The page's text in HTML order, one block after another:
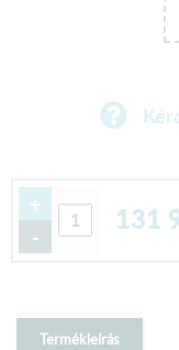
+
-
131
Termékleírás